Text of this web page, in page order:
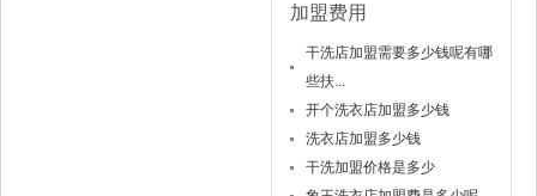
加盟费用
干洗店加盟需要多少钱呢有哪
些扶...
开个洗衣店加盟多少钱
洗衣店加盟多少钱
干洗加盟价格是多少